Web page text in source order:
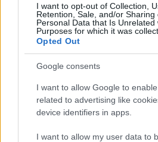
I want to opt-out of Collection,
Retention, Sale, and/or Sharing
Personal Data that Is Unrelated
Purposes for which it was
Opted Out
Google consents
I want to allow Google to
related to advertising like
device identifiers in apps.
I want to allow my user data to
La biografía de Chad Boyce que
GENTE